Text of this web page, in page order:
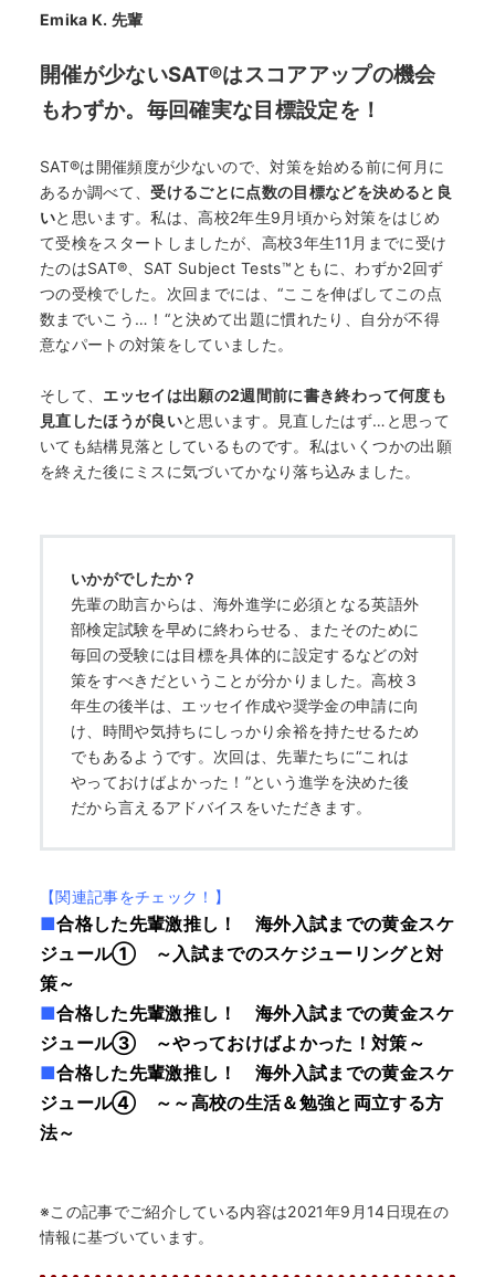
Emika K. 先輩
開催が少ないSAT®はスコアアップの機会
もわずか。毎回確実な目標設定を！
SAT®は開催頻度が少ないので、対策を始める前に何月に
あるか調べて、受けるごとに点数の目標などを決めると良
いと思います。私は、高校2年生9月頃から対策をはじめ
て受検をスタートしましたが、高校3年生11月までに受け
たのはSAT®、SAT Subject Tests™ともに、わずか2回ず
つの受検でした。次回までには、“ここを伸ばしてこの点
数までいこう…！“と決めて出題に慣れたり、自分が不得
意なパートの対策をしていました。
そして、 エッセイは出願の2週間前に書き終わって何度も
見直したほうが良いと思います。見直したはず…と思って
いても結構見落としているものです。私はいくつかの出願
を終えた後にミスに気づいてかなり落ち込みました。
いかがでしたか？
先輩の助言からは、海外進学に必須となる英語外
部検定試験を早めに終わらせる、またそのために
毎回の受験には目標を具体的に設定するなどの対
策をすべきだということが分かりました。高校３
年生の後半は、エッセイ作成や奨学金の申請に向
け、時間や気持ちにしっかり余裕を持たせるため
でもあるようです。次回は、先輩たちに“これは
やっておけばよかった！”という進学を決めた後
だから言えるアドバイスをいただきます。
【関連記事をチェック！】
■合格した先輩激推し！ 海外入試までの黄金スケ
ジュール① ～入試までのスケジューリングと対
策～
■合格した先輩激推し！ 海外入試までの黄金スケ
ジュール③ ～やっておけばよかった！対策～
■合格した先輩激推し！ 海外入試までの黄金スケ
ジュール④ ～～高校の生活＆勉強と両立する方
法～
※この記事でご紹介している内容は2021年9月14日現在の
情報に基づいています。